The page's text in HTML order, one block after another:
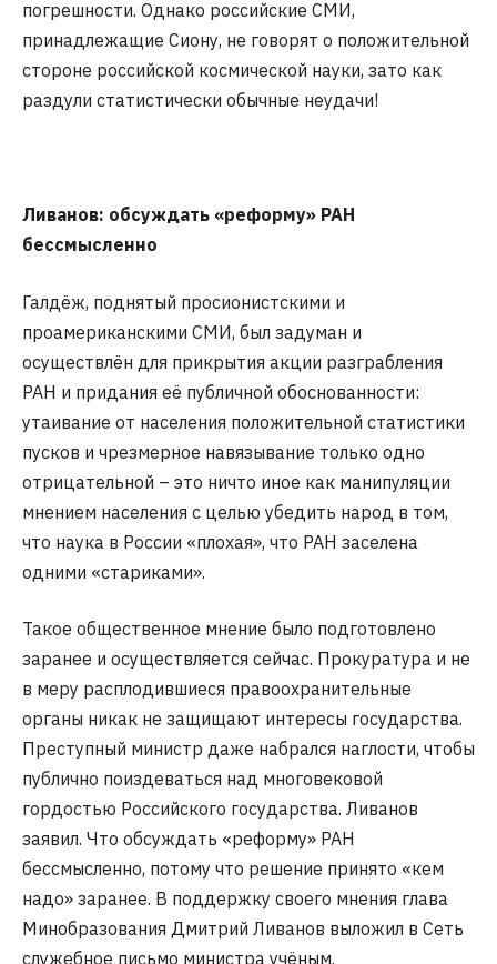
погрешности. Однако российские СМИ,
принадлежащие Сиону, не говорят о положительной
стороне российской космической науки, зато как
раздули статистически обычные неудачи!
Ливанов: обсуждать «реформу» РАН
бессмысленно
Галдёж, поднятый просионистскими и
проамериканскими СМИ, был задуман и
осуществлён для прикрытия акции разграбления
РАН и придания её публичной обоснованности:
утаивание от населения положительной статистики
пусков и чрезмерное навязывание только одно
отрицательной – это ничто иное как манипуляции
мнением населения с целью убедить народ в том,
что наука в России «плохая», что РАН заселена
одними «стариками».
Такое общественное мнение было подготовлено
заранее и осуществляется сейчас. Прокуратура и не
в меру расплодившиеся правоохранительные
органы никак не защищают интересы государства.
Преступный министр даже набрался наглости, чтобы
публично поиздеваться над многовековой
гордостью Российского государства. Ливанов
заявил. Что обсуждать «реформу» РАН
бессмысленно, потому что решение принято «кем
надо» заранее. В поддержку своего мнения глава
Минобразования Дмитрий Ливанов выложил в Сеть
служебное письмо министра учёным.